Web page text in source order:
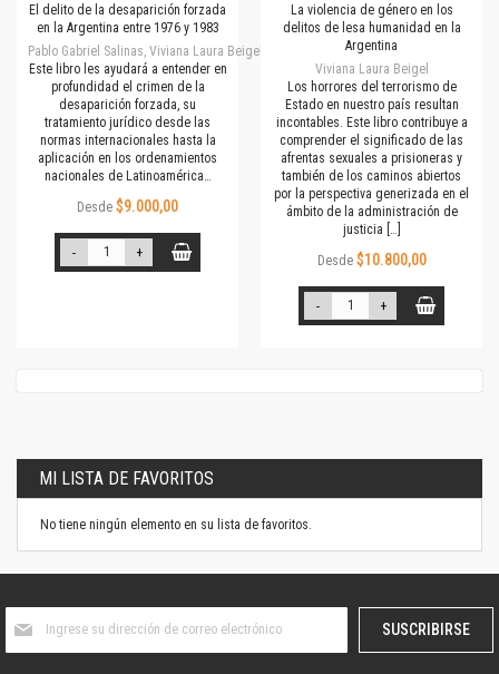
El delito de la desaparición forzada
en la Argentina entre 1976 y 1983
Pablo Gabriel Salinas, Viviana Laura Beigel
Este libro les ayudará a entender en
profundidad el crimen de la
desaparición forzada, su
tratamiento jurídico desde las
normas internacionales hasta la
aplicación en los ordenamientos
nacionales de Latinoamérica…
Desde $9.000,00
- +
La violencia de género en los
delitos de lesa humanidad en la
Argentina
Viviana Laura Beigel
Los horrores del terrorismo de
Estado en nuestro país resultan
incontables. Este libro contribuye a
comprender el significado de las
afrentas sexuales a prisioneras y
también de los caminos abiertos
por la perspectiva generizada en el
ámbito de la administración de
justicia […]
Desde $10.800,00
- +
MI LISTA DE FAVORITOS
No tiene ningún elemento en su lista de favoritos.
boletín
SUSCRIBIRSE